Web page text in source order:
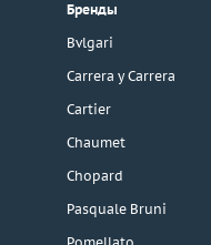
Бренды
Bvlgari
Carrera y Carrera
Cartier
Chaumet
Chopard
Pasquale Bruni